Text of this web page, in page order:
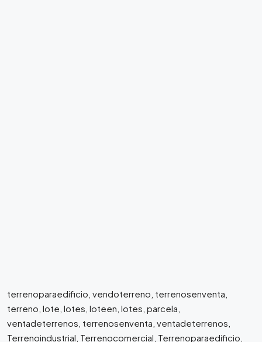
terrenoparaedificio, vendoterreno, terrenosenventa,
terreno, lote, lotes, loteen, lotes, parcela,
ventadeterrenos, terrenosenventa, ventadeterrenos,
Terrenoindustrial, Terrenocomercial, Terrenoparaedificio,